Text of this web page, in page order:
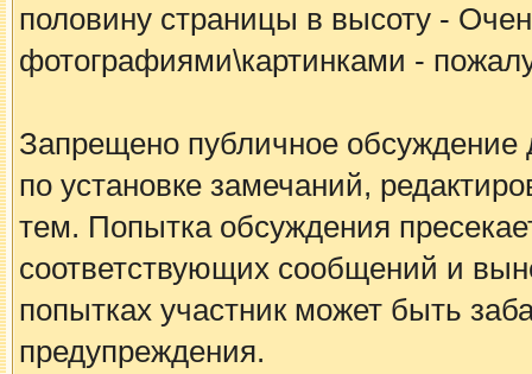
половину страницы в высоту -
фотографиями\картинками -
Запрещено публичное обсуждение
по установке замечаний,
тем. Попытка обсуждения
соответствующих сообщений и
попытках участник может быть
предупреждения.